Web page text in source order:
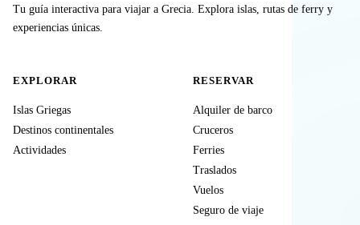
Tu guía interactiva para viajar a Grecia. Explora islas, rutas de ferry y
experiencias únicas.
EXPLORAR
Islas Griegas
Destinos continentales
Actividades
RESERVAR
Alquiler de barco
Cruceros
Ferries
Traslados
Vuelos
Seguro de viaje